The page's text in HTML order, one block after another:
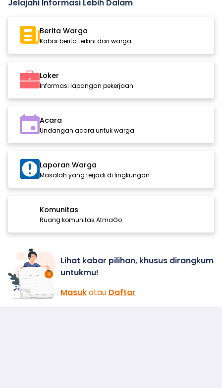
Jelajahi Informasi Lebih Dalam
Berita Warga
Kabar berita terkini dari warga
Loker
Informasi lapangan pekerjaan
Acara
Undangan acara untuk warga
Laporan Warga
Masalah yang terjadi di lingkungan
Komunitas
Ruang komunitas AtmaGo
Lihat kabar pilihan, khusus dirangkum
untukmu!
Masukatau Daftar